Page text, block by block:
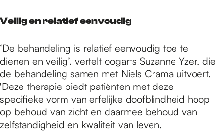
Veilig en relatief eenvoudig
‘De behandeling is relatief eenvoudig toe te
dienen en veilig’, vertelt oogarts Suzanne Yzer, die
de behandeling samen met Niels Crama uitvoert.
'Deze therapie biedt patiënten met deze
specifieke vorm van erfelijke doofblindheid hoop
op behoud van zicht en daarmee behoud van
zelfstandigheid en kwaliteit van leven.